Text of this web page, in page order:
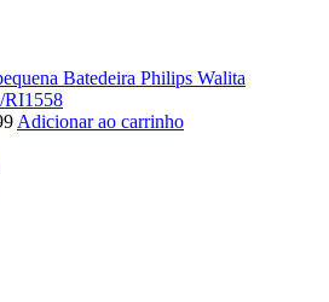
Batedeira Philips Walita
RI1558
Adicionar ao carrinho